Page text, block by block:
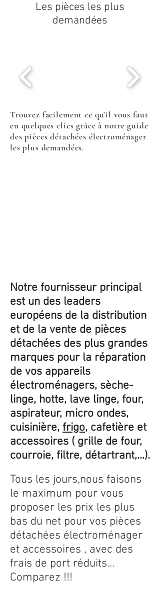
Les pièces les plus
demandées
Trouvez facilement ce qu'il vous faut
en quelques clics grâce à notre guide
des pièces détachées électroménager
les plus demandées.
Notre fournisseur principal
est un des leaders
européens de la distribution
et de la vente de pièces
détachées des plus grandes
marques pour la réparation
de vos appareils
électroménagers, sèche-
linge, hotte, lave linge, four,
aspirateur, micro ondes,
cuisinière, frigo, cafetière et
accessoires ( grille de four,
courroie, filtre, détartrant,...).
Tous les jours,nous faisons
le maximum pour vous
proposer les prix les plus
bas du net pour vos pièces
détachées électroménager
et accessoires , avec des
frais de port réduits...
Comparez !!!